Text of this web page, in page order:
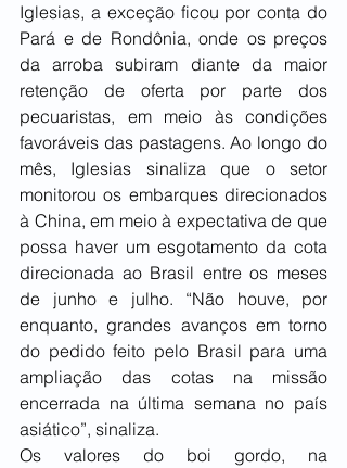
Iglesias, a exceção ficou por conta do
Pará e de Rondônia, onde os preços
da arroba subiram diante da maior
retenção de oferta por parte dos
pecuaristas, em meio às condições
favoráveis das pastagens. Ao longo do
mês, Iglesias sinaliza que o setor
monitorou os embarques direcionados
à China, em meio à expectativa de que
possa haver um esgotamento da cota
direcionada ao Brasil entre os meses
de junho e julho. “Não houve, por
enquanto, grandes avanços em torno
do pedido feito pelo Brasil para uma
ampliação das cotas na missão
encerrada na última semana no país
asiático”, sinaliza.
Os valores do boi gordo, na